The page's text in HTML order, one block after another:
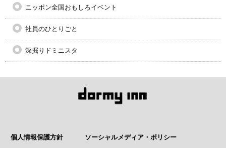
ニッポン全国おもしろイベント
社員のひとりごと
深掘りドミニスタ
個人情報保護方針 ソーシャルメディア・ポリシー